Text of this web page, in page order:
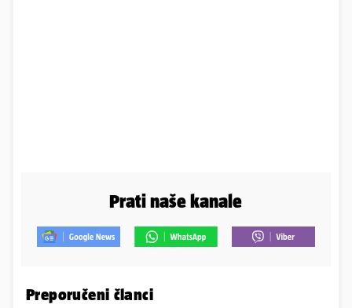
Prati naše kanale
Preporučeni članci